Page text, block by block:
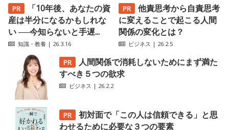
「10年後、あなたの資
産は半分になるかもしれな
い ──今知らないと手遅...
知識・教養 | 26.3.16
他責思考から自責思考
に変えることで起こる人間
関係の変化とは？
ビジネス | 26.2.5
人間関係で消耗しないためにまず満た
すべき５つの欲求
ビジネス | 26.2.2
初対面で「この人は信頼できる」と思
わせるために必要な３つの要素